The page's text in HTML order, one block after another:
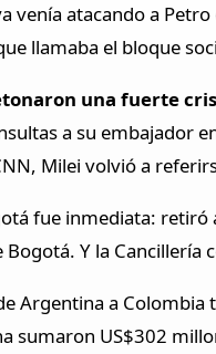
venía atacando a
llamaba el bloque
una fuerte
a su embajador
Milei volvió a
fue inmediata:
Bogotá. Y la
Argentina a
sumaron US$302